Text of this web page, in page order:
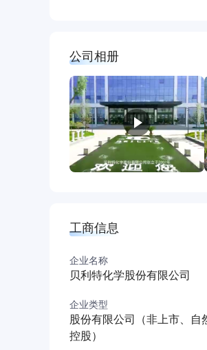
工厂、自治区重点产业链“
公司相册
工商信息
企业名称
贝利特化学股份有限公司
企业类型
股份有限公司（非上市、自
控股）